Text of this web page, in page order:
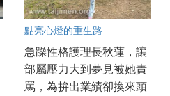
點亮心燈的重生路
急躁性格護理長秋蓮，讓
部屬壓力大到夢見被她責
罵，為拚出業績卻換來頭